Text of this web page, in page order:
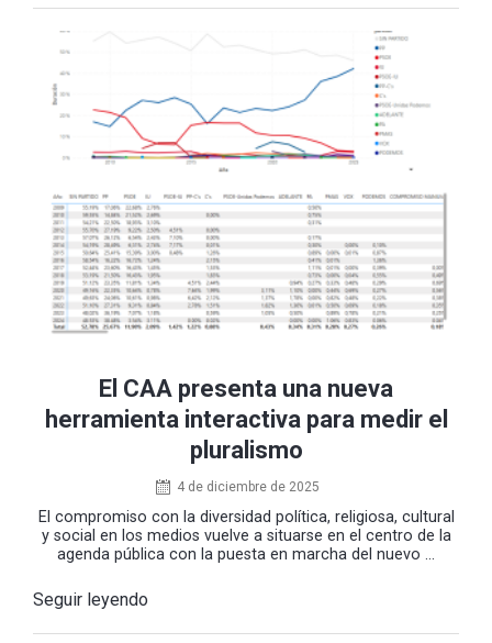
El CAA presenta una nueva
herramienta interactiva para medir el
pluralismo
4 de diciembre de 2025
El compromiso con la diversidad política, religiosa, cultural
y social en los medios vuelve a situarse en el centro de la
agenda pública con la puesta en marcha del nuevo ...
Seguir leyendo